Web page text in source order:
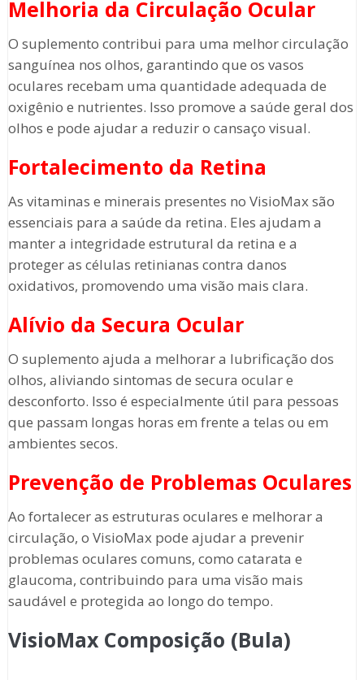
Melhoria da Circulação Ocular
O suplemento contribui para uma melhor circulação
sanguínea nos olhos, garantindo que os vasos
oculares recebam uma quantidade adequada de
oxigênio e nutrientes. Isso promove a saúde geral dos
olhos e pode ajudar a reduzir o cansaço visual.
Fortalecimento da Retina
As vitaminas e minerais presentes no VisioMax são
essenciais para a saúde da retina. Eles ajudam a
manter a integridade estrutural da retina e a
proteger as células retinianas contra danos
oxidativos, promovendo uma visão mais clara.
Alívio da Secura Ocular
O suplemento ajuda a melhorar a lubrificação dos
olhos, aliviando sintomas de secura ocular e
desconforto. Isso é especialmente útil para pessoas
que passam longas horas em frente a telas ou em
ambientes secos.
Prevenção de Problemas Oculares
Ao fortalecer as estruturas oculares e melhorar a
circulação, o VisioMax pode ajudar a prevenir
problemas oculares comuns, como catarata e
glaucoma, contribuindo para uma visão mais
saudável e protegida ao longo do tempo.
VisioMax Composição (Bula)